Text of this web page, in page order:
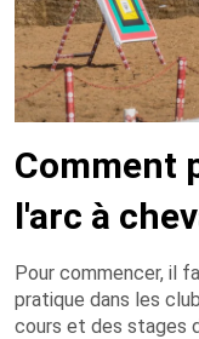
Comment
l'arc à
Pour commencer, il
pratique dans les
cours et des stages